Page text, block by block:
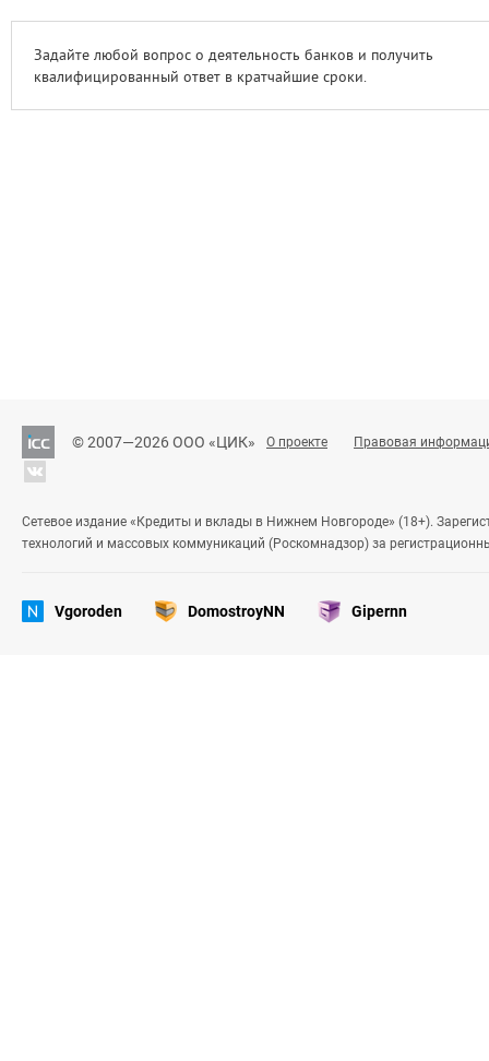
Задайте любой вопрос о деятельность банков и получить
квалифицированный ответ в кратчайшие сроки.
© 2007—2026 ООО «ЦИК» О проекте Правовая
Сетевое издание «Кредиты и вклады в Нижнем Новгороде» (18+).
технологий и массовых коммуникаций (Роскомнадзор) за
Vgoroden DomostroyNN Gipernn